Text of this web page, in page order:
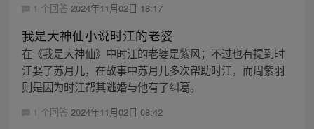
1 个回答 2024年11月02日 18:17
我是大神仙小说时江的老婆
在《我是大神仙》中时江的老婆是紫风；不过也有提到时
江娶了苏月儿，在故事中苏月儿多次帮助时江，而周紫羽
则是因为时江帮其逃婚与他有了纠葛。
1 个回答 2024年11月02日 08:42